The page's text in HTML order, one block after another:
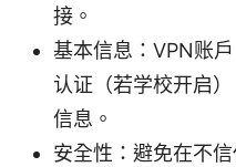
接。
基本信息：VPN账
认证（若学校开启
信息。
安全性：避免在不